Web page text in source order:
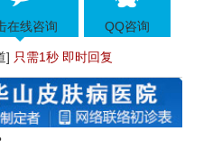
在线咨询 QQ咨询
] 只需1秒 即时回复